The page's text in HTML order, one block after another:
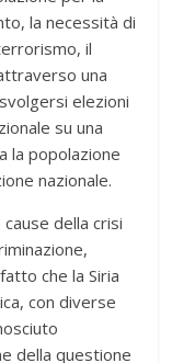
la necessità di
il
una
elezioni
su una
la popolazione
nazionale.
della crisi
che la Siria
con diverse
della questione